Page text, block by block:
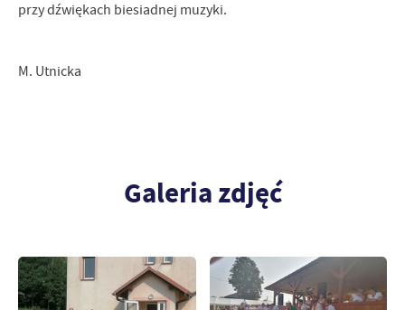
przy dźwiękach biesiadnej muzyki.
M. Utnicka
Galeria zdjęć